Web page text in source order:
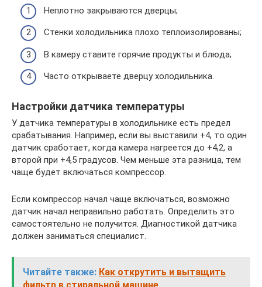
Неплотно закрываются дверцы;
Стенки холодильника плохо теплоизолированы;
В камеру ставите горячие продукты и блюда;
Часто открываете дверцу холодильника.
Настройки датчика температуры
У датчика температуры в холодильнике есть предел
срабатывания. Например, если вы выставили +4, то один
датчик сработает, когда камера нагреется до +4,2, а
второй при +4,5 градусов. Чем меньше эта разница, тем
чаще будет включаться компрессор.
Если компрессор начал чаще включаться, возможно
датчик начал неправильно работать. Определить это
самостоятельно не получится. Диагностикой датчика
должен заниматься специалист.
Читайте также: Как открутить и вытащить